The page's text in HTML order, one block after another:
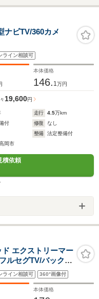
車 BSM デ
ダークルーズ
ベンチレー
ETC
ビTV/360カメ
ライン相談可
本体価格
146. 1万円
19,600円
走行 4.5万km
付 修復
なし
整備
法定整備付
岡市
積依頼
エクストリーマー
ルセグTV/バックカ
ラレコ/ビルトイン
/シートヒーター全
ーヒータ/禁煙車
ライン相談可 360°画像付
本体価格